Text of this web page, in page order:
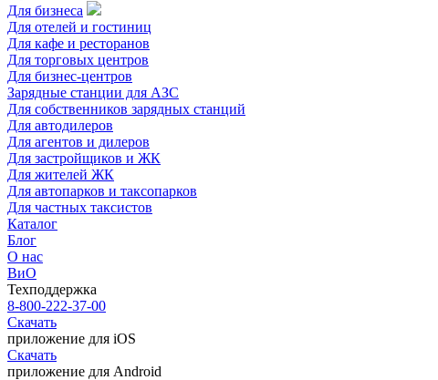
Для бизнеса
Для отелей и гостиниц
Для кафе и ресторанов
Для торговых центров
Для бизнес-центров
Зарядные станции для АЗС
Для собственников зарядных станций
Для автодилеров
Для агентов и дилеров
Для застройщиков и ЖК
Для жителей ЖК
Для автопарков и таксопарков
Для частных таксистов
Каталог
Блог
О нас
ВиО
Техподдержка
8-800-222-37-00
Скачать
приложение для iOS
Скачать
приложение для Android